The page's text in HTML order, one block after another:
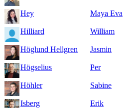
Hey Maya Eva
Hilliard William
Höglund Hellgren Jasmin
Högselius Per
Höhler Sabine
Isberg Erik